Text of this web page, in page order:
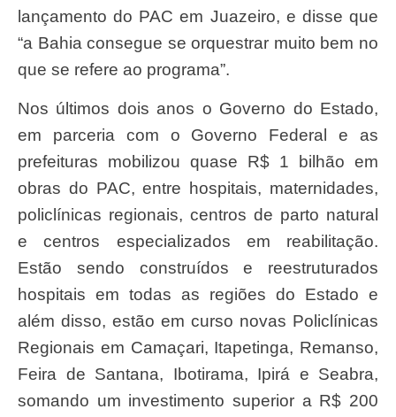
lançamento do PAC em Juazeiro, e disse que
“a Bahia consegue se orquestrar muito bem no
que se refere ao programa”.
Nos últimos dois anos o Governo do Estado,
em parceria com o Governo Federal e as
prefeituras mobilizou quase R$ 1 bilhão em
obras do PAC, entre hospitais, maternidades,
policlínicas regionais, centros de parto natural
e centros especializados em reabilitação.
Estão sendo construídos e reestruturados
hospitais em todas as regiões do Estado e
além disso, estão em curso novas Policlínicas
Regionais em Camaçari, Itapetinga, Remanso,
Feira de Santana, Ibotirama, Ipirá e Seabra,
somando um investimento superior a R$ 200